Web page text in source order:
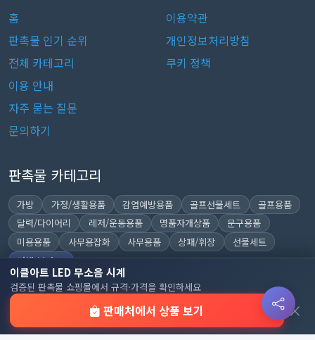
이클아트 LED 무소음 시계
검증된 판촉물 쇼핑몰에서 규격·가격을 확인하세요
판매처에서 상품 보기 ×
홈
판촉물 인기 순위
전체 카테고리
이용 안내
자주 묻는 질문
문의하기
이용약관
개인정보처리방침
쿠키 정책
판촉물 카테고리
가방 가정/생활용품 감염예방용품 골프선물세트
골프용품
달력/다이어리
레저/운동용품 명품자개상품
문구용품
미용용품
사무용잡화 사무용품 상패/휘장
선물세트
전체 보기
© 2026 기업 판촉물 인기순위 | 기념품·답례품·홍보물 실시간 트
렌드, Powered by웹웍스. All rights reserved.